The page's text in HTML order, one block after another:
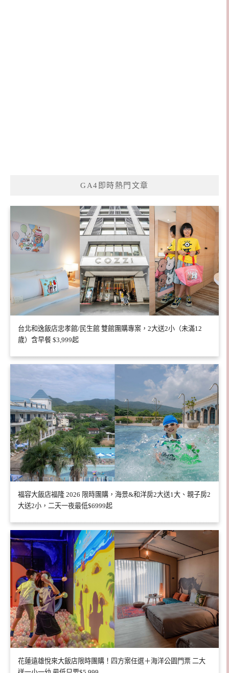
GA4即時熱門文章
台北和逸飯店忠孝館/民生館 雙館團購專案，2大送2小（未滿12
歲）含早餐 $3,999起
福容大飯店福隆 2026 限時團購，海景&和洋房2大送1大、親子房2
大送2小，二天一夜最低$6999起
花蓮遠雄悅來大飯店限時團購！四方案任選＋海洋公園門票 二大